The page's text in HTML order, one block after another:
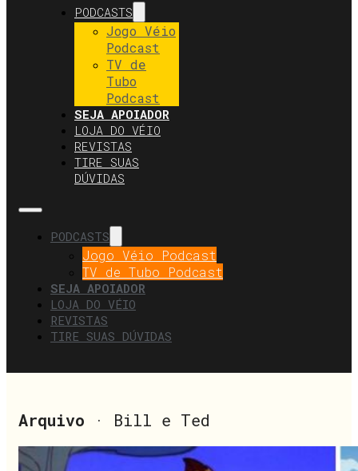
PODCASTS
Jogo Véio
Podcast
TV de
Tubo
Podcast
SEJA APOIADOR
LOJA DO VÉIO
REVISTAS
TIRE SUAS
DÚVIDAS
PODCASTS
Jogo Véio Podcast
TV de Tubo Podcast
SEJA APOIADOR
LOJA DO VÉIO
REVISTAS
TIRE SUAS DÚVIDAS
Arquivo · Bill e Ted